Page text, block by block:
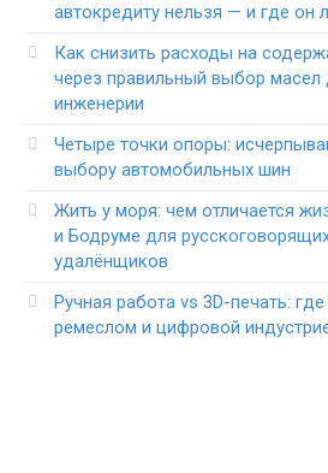
автокредиту нельзя — и где он
Как снизить расходы на
через правильный выбор масел
инженерии
Четыре точки опоры:
выбору автомобильных шин
Жить у моря: чем отличается
и Бодруме для
удалёнщиков
Ручная работа vs 3D-печать:
ремеслом и цифровой